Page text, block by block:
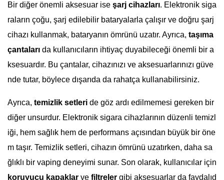
Bir diğer önemli aksesuar ise şarj cihazları. Elektronik siga
raların çoğu, şarj edilebilir bataryalarla çalışır ve doğru şarj
cihazı kullanmak, bataryanın ömrünü uzatır. Ayrıca, taşıma
çantaları da kullanıcıların ihtiyaç duyabileceği önemli bir a
ksesuardır. Bu çantalar, cihazınızı ve aksesuarlarınızı güve
nde tutar, böylece dışarıda da rahatça kullanabilirsiniz.
Ayrıca, temizlik setleri de göz ardı edilmemesi gereken bir
diğer unsurdur. Elektronik sigara cihazlarının düzenli temizl
iği, hem sağlık hem de performans açısından büyük bir öne
m taşır. Temizlik setleri, cihazın ömrünü uzatırken, daha sa
ğlıklı bir vaping deneyimi sunar. Son olarak, kullanıcılar için
koruyucu kapaklar ve filtreler gibi aksesuarlar da faydalıd